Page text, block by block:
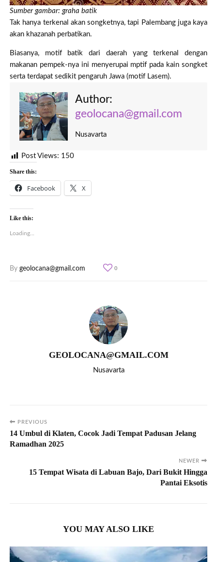
Sumber gambar: graha batik
Tak hanya terkenal akan songketnya, tapi Palembang juga kaya
akan khazanah perbatikan.
Biasanya, motif batik dari daerah yang terkenal dengan
makanan pempek-nya ini menyerupai mptif pada kain songket
serta terdapat sedikit pengaruh Jawa (motif Lasem).
Author:
geolocana@gmail.com
Nusavarta
Post Views: 150
Share this:
Facebook X
Like this:
Loading...
By geolocana@gmail.com 0
GEOLOCANA@GMAIL.COM
Nusavarta
PREVIOUS
14 Umbul di Klaten, Cocok Jadi Tempat Padusan Jelang
Ramadhan 2025
NEWER
15 Tempat Wisata di Labuan Bajo, Dari Bukit Hingga
Pantai Eksotis
YOU MAY ALSO LIKE